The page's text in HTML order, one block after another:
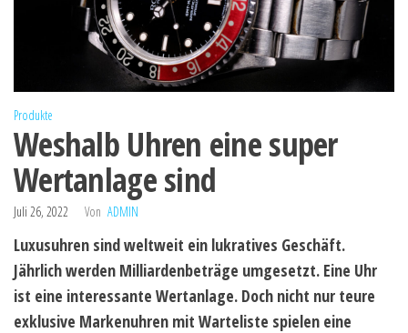
Produkte
Weshalb Uhren eine super
Wertanlage sind
Juli 26, 2022 Von ADMIN
Luxusuhren sind weltweit ein lukratives Geschäft.
Jährlich werden Milliardenbeträge umgesetzt. Eine Uhr
ist eine interessante Wertanlage. Doch nicht nur teure
exklusive Markenuhren mit Warteliste spielen eine